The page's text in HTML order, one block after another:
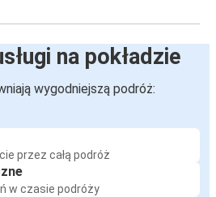
na pokładzie
wygodniejszą podróż:
przez całą podróż
w czasie podróży